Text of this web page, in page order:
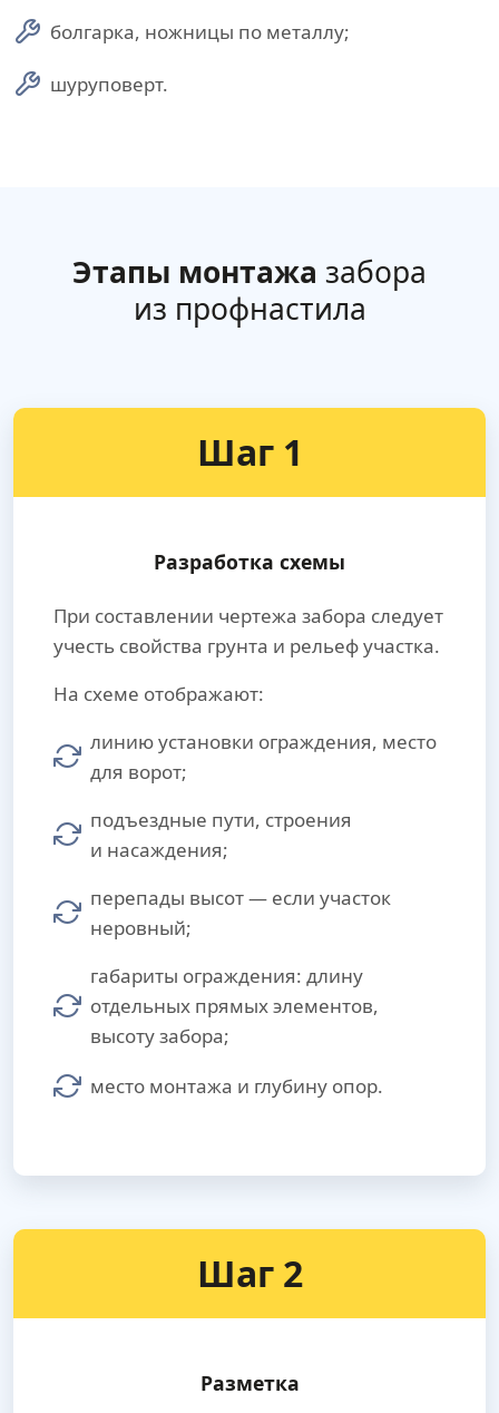
болгарка, ножницы по металлу;
шуруповерт.
Этапы монтажа забора
из профнастила
Шаг 1
Разработка схемы
При составлении чертежа забора следует
учесть свойства грунта и рельеф участка.
На схеме отображают:
линию установки ограждения, место
для ворот;
подъездные пути, строения
и насаждения;
перепады высот — если участок
неровный;
габариты ограждения: длину
отдельных прямых элементов,
высоту забора;
место монтажа и глубину опор.
Шаг 2
Разметка